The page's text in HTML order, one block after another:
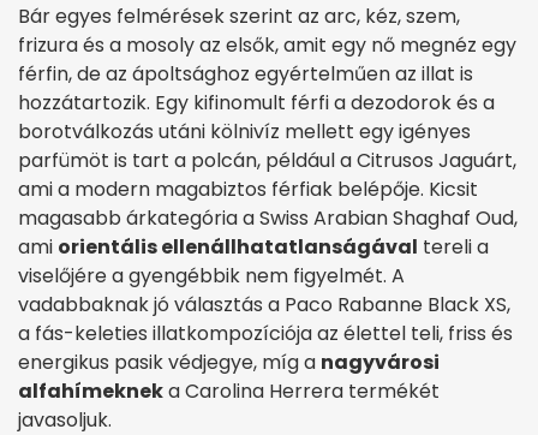
Bár egyes felmérések szerint az arc, kéz, szem,
frizura és a mosoly az elsők, amit egy nő megnéz egy
férfin, de az ápoltsághoz egyértelműen az illat is
hozzátartozik. Egy kifinomult férfi a dezodorok és a
borotválkozás utáni kölnivíz mellett egy igényes
parfümöt is tart a polcán, például a Citrusos Jaguárt,
ami a modern magabiztos férfiak belépője. Kicsit
magasabb árkategória aSwiss ArabianShaghaf Oud,
ami orientális ellenállhatatlanságával tereli a
viselőjére a gyengébbik nem figyelmét. A
vadabbaknak jó választás a Paco Rabanne Black XS,
a fás-keleties illatkompozíciója az élettel teli, friss és
energikus pasik védjegye, míg a nagyvárosi
alfahímekneka Carolina Herrera termékét
javasoljuk.